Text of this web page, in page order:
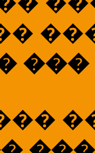
���